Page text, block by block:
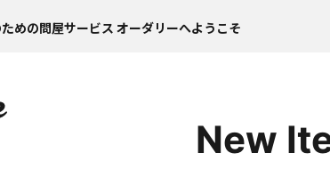
めの問屋サービス オーダリーへようこそ
New